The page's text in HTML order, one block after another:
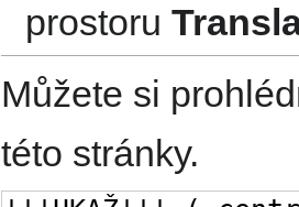
prostoru
Můžete si
této stránky.